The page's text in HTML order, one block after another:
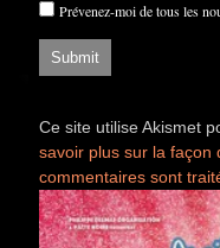
Prévenez-moi de tous les
Ce site utilise Akismet
savoir plus sur la façon
commentaires sont